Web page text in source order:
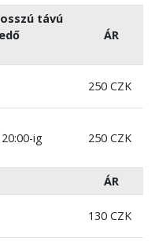
távú
ÁR
250 CZK
ig
250 CZK
ÁR
130 CZK